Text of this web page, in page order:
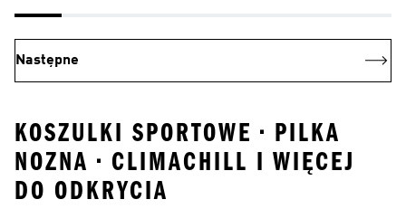
Następne
KOSZULKI SPORTOWE • PILKA
NOZNA • CLIMACHILL I WIĘCEJ
DO ODKRYCIA